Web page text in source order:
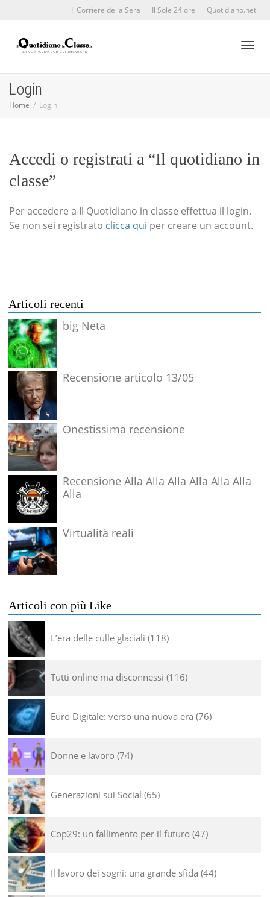
Il Corriere della Sera Il Sole 24 ore Quotidiano.net
Login
Home Login
Accedi o registrati a “Il quotidiano in
classe”
Per accedere a Il Quotidiano in classe effettua il login.
Se non sei registrato clicca qui per creare un account.
Articoli recenti
big Neta
Recensione articolo 13/05
Onestissima recensione
Recensione Alla Alla Alla Alla Alla Alla
Alla
Virtualità reali
Articoli con più Like
L’era delle culle glaciali 118
Tutti online ma disconnessi 116
Euro Digitale: verso una nuova era 76
Donne e lavoro 74
Generazioni sui Social 65
Cop29: un fallimento per il futuro 47
Il lavoro dei sogni: una grande sfida 44